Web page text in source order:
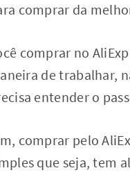
comprar da
comprar no
de trabalhar,
entender o
comprar pelo
que seja, tem